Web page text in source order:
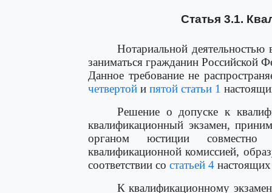
Статья 3.1.
Нотариальной
заниматься гражданин Российской
Данное требование не
четвертой и пятой статьи 1
Решение о допуске к
квалификационный экзамен,
органом юстиции совместно
квалификационной комиссией,
соответствии со статьей 4
К квалификационному